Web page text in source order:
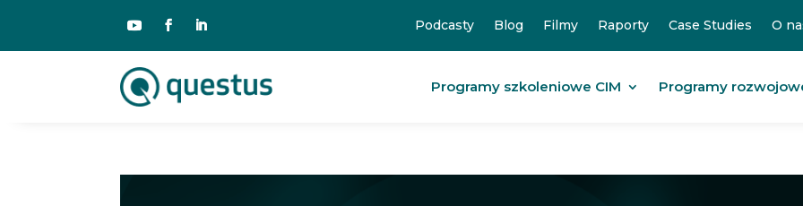
Podcasty Blog Filmy Raporty Case Studies O
Programy szkoleniowe CIM Programy